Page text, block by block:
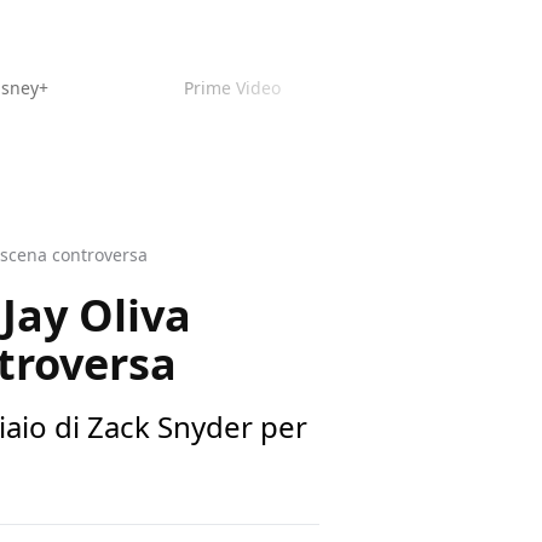
Prime Video
controversa
Oliva
di Zack Snyder per